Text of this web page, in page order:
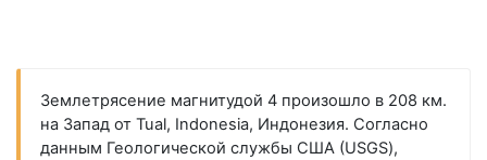
Землетрясение магнитудой 4 произошло в 208 км.
на Запад от Tual, Indonesia, Индонезия. Согласно
данным Геологической службы США (USGS),